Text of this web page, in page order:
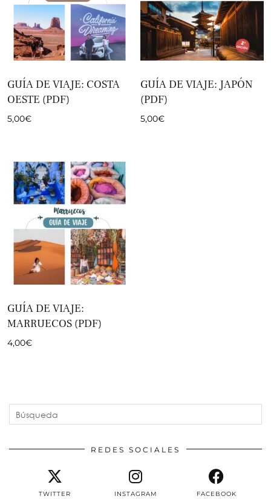
GUÍA DE VIAJE: COSTA
OESTE (PDF)
5,00€
GUÍA DE VIAJE: JAPÓN
(PDF)
5,00€
GUÍA DE VIAJE:
MARRUECOS (PDF)
4,00€
REDES SOCIALES
TWITTER INSTAGRAM FACEBOOK